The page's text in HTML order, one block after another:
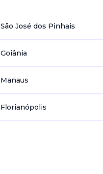
São José dos Pinhais
Goiânia
Manaus
Florianópolis